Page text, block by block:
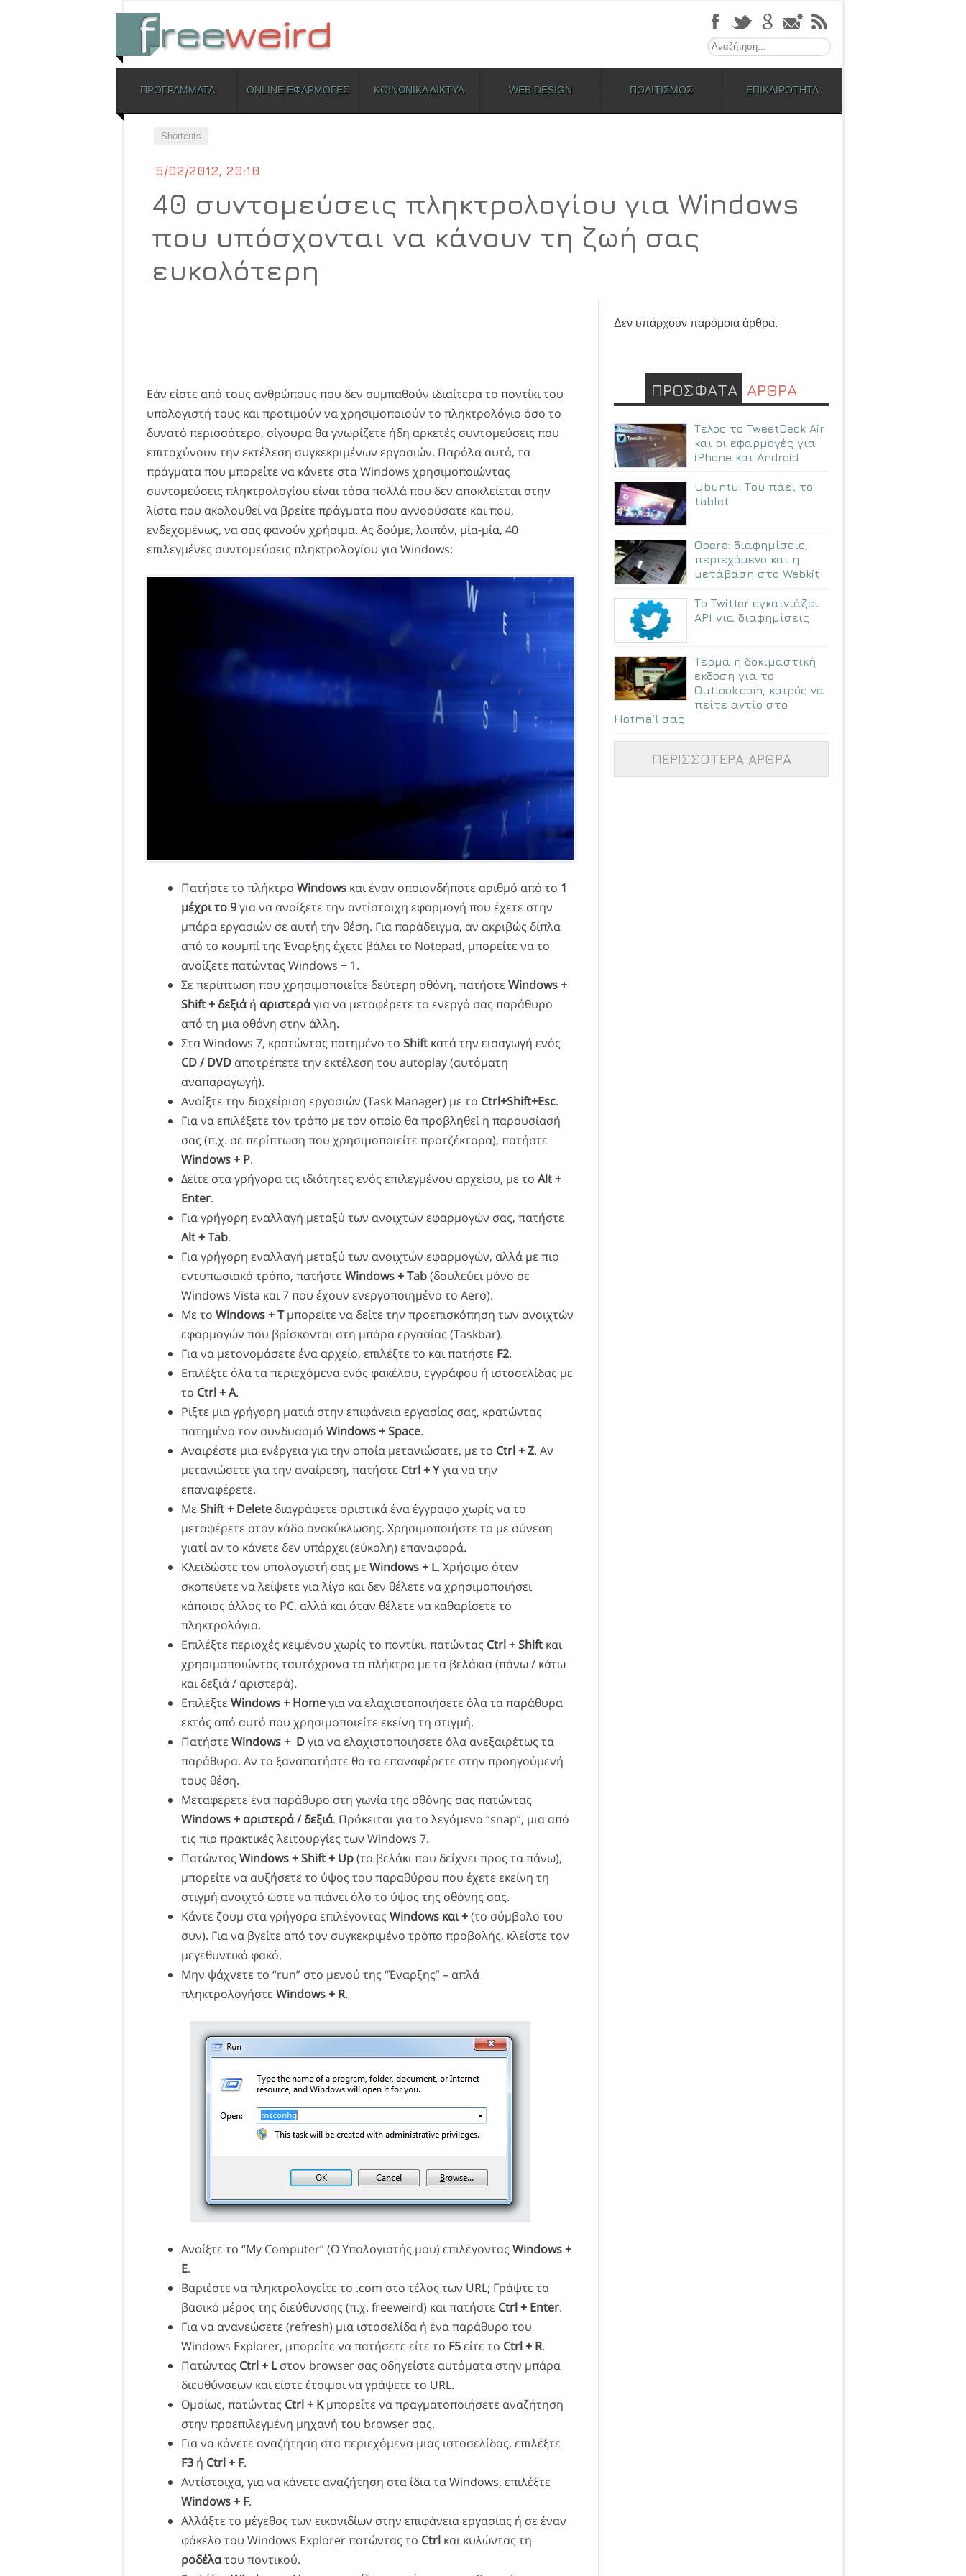
Search
Skip to content
ΠΡΟΓΡΑΜΜΑΤΑ ONLINE ΕΦΑΡΜΟΓΕΣ ΚΟΙΝΩΝΙΚΑ ΔΙΚΤΥΑ WEB DESIGN ΠΟΛΙΤΙΣΜΟΣ ΕΠΙΚΑΙΡΟΤΗΤΑ
Shortcuts
5/02/2012, 20:10
40 συντομεύσεις πληκτρολογίου για Windows
που υπόσχονται να κάνουν τη ζωή σας
ευκολότερη
Εάν είστε από τους ανθρώπους που δεν συμπαθούν ιδιαίτερα το ποντίκι του
υπολογιστή τους και προτιμούν να χρησιμοποιούν το πληκτρολόγιο όσο το
δυνατό περισσότερο, σίγουρα θα γνωρίζετε ήδη αρκετές συντομεύσεις που
επιταχύνουν την εκτέλεση συγκεκριμένων εργασιών. Παρόλα αυτά, τα
πράγματα που μπορείτε να κάνετε στα Windows χρησιμοποιώντας
συντομεύσεις πληκτρολογίου είναι τόσα πολλά που δεν αποκλείεται στην
λίστα που ακολουθεί να βρείτε πράγματα που αγνοούσατε και που,
ενδεχομένως, να σας φανούν χρήσιμα. Ας δούμε, λοιπόν, μία-μία, 40
επιλεγμένες συντομεύσεις πληκτρολογίου για Windows:
Πατήστε το πλήκτρο Windows και έναν οποιονδήποτε αριθμό από το 1
μέχρι το 9για να ανοίξετε την αντίστοιχη εφαρμογή που έχετε στην
μπάρα εργασιών σε αυτή την θέση. Για παράδειγμα, αν ακριβώς δίπλα
από το κουμπί της Έναρξης έχετε βάλει το Notepad, μπορείτε να το
ανοίξετε πατώντας Windows + 1.
Σε περίπτωση που χρησιμοποιείτε δεύτερη οθόνη, πατήστε Windows +
Shift + δεξιάή αριστεράγια να μεταφέρετε το ενεργό σας παράθυρο
από τη μια οθόνη στην άλλη.
Στα Windows 7, κρατώντας πατημένο το Shift κατά την εισαγωγή ενός
CD / DVD αποτρέπετε την εκτέλεση του autoplay (αυτόματη
αναπαραγωγή).
Ανοίξτε την διαχείριση εργασιών (Task Manager) με το Ctrl+Shift+Esc.
Για να επιλέξετε τον τρόπο με τον οποίο θα προβληθεί η παρουσίασή
σας (π.χ. σε περίπτωση που χρησιμοποιείτε προτζέκτορα), πατήστε
Windows + P.
Δείτε στα γρήγορα τις ιδιότητες ενός επιλεγμένου αρχείου, με το Alt +
Enter.
Για γρήγορη εναλλαγή μεταξύ των ανοιχτών εφαρμογών σας, πατήστε
Alt + Tab.
Για γρήγορη εναλλαγή μεταξύ των ανοιχτών εφαρμογών, αλλά με πιο
εντυπωσιακό τρόπο, πατήστε Windows + Tab(δουλεύει μόνο σε
Windows Vista και 7 που έχουν ενεργοποιημένο το Aero).
Με το Windows + Tμπορείτε να δείτε την προεπισκόπηση των ανοιχτών
εφαρμογών που βρίσκονται στη μπάρα εργασίας (Taskbar).
Για να μετονομάσετε ένα αρχείο, επιλέξτε το και πατήστε F2.
Επιλέξτε όλα τα περιεχόμενα ενός φακέλου, εγγράφου ή ιστοσελίδας με
το Ctrl + A.
Ρίξτε μια γρήγορη ματιά στην επιφάνεια εργασίας σας, κρατώντας
πατημένο τον συνδυασμό Windows + Space.
Αναιρέστε μια ενέργεια για την οποία μετανιώσατε, με το Ctrl + Z. Αν
μετανιώσετε για την αναίρεση, πατήστε Ctrl + Yγια να την
επαναφέρετε.
Με Shift + Delete διαγράφετε οριστικά ένα έγγραφο χωρίς να το
μεταφέρετε στον κάδο ανακύκλωσης. Χρησιμοποιήστε το με σύνεση
γιατί αν το κάνετε δεν υπάρχει (εύκολη) επαναφορά.
Κλειδώστε τον υπολογιστή σας με Windows + L. Χρήσιμο όταν
σκοπεύετε να λείψετε για λίγο και δεν θέλετε να χρησιμοποιήσει
κάποιος άλλος το PC, αλλά και όταν θέλετε να καθαρίσετε το
πληκτρολόγιο.
Επιλέξτε περιοχές κειμένου χωρίς το ποντίκι, πατώντας Ctrl + Shift και
χρησιμοποιώντας ταυτόχρονα τα πλήκτρα με τα βελάκια (πάνω / κάτω
και δεξιά / αριστερά).
Επιλέξτε Windows + Homeγια να ελαχιστοποιήσετε όλα τα παράθυρα
εκτός από αυτό που χρησιμοποιείτε εκείνη τη στιγμή.
Πατήστε Windows + Dγια να ελαχιστοποιήσετε όλα ανεξαιρέτως τα
παράθυρα. Αν το ξαναπατήστε θα τα επαναφέρετε στην προηγούμενή
τους θέση.
Μεταφέρετε ένα παράθυρο στη γωνία της οθόνης σας πατώντας
Windows + αριστερά / δεξιά. Πρόκειται για το λεγόμενο “snap”, μια από
τις πιο πρακτικές λειτουργίες των Windows 7.
Πατώντας Windows + Shift + Up(το βελάκι που δείχνει προς τα πάνω),
μπορείτε να αυξήσετε το ύψος του παραθύρου που έχετε εκείνη τη
στιγμή ανοιχτό ώστε να πιάνει όλο το ύψος της οθόνης σας.
Κάντε ζουμ στα γρήγορα επιλέγοντας Windows και +(το σύμβολο του
συν). Για να βγείτε από τον συγκεκριμένο τρόπο προβολής, κλείστε τον
μεγεθυντικό φακό.
Μην ψάχνετε το “run” στο μενού της “Έναρξης” – απλά
πληκτρολογήστε Windows + R.
Ανοίξτε το “My Computer” (Ο Υπολογιστής μου) επιλέγοντας Windows +
E.
Βαριέστε να πληκτρολογείτε το .com στο τέλος των URL; Γράψτε το
βασικό μέρος της διεύθυνσης (π.χ. freeweird) και πατήστε Ctrl + Enter.
Για να ανανεώσετε (refresh) μια ιστοσελίδα ή ένα παράθυρο του
Windows Explorer, μπορείτε να πατήσετε είτε το F5είτε το Ctrl + R.
Πατώντας Ctrl + Lστον browser σας οδηγείστε αυτόματα στην μπάρα
διευθύνσεων και είστε έτοιμοι να γράψετε το URL.
Ομοίως, πατώντας Ctrl + Kμπορείτε να πραγματοποιήσετε αναζήτηση
στην προεπιλεγμένη μηχανή του browser σας.
Για να κάνετε αναζήτηση στα περιεχόμενα μιας ιστοσελίδας, επιλέξτε
F3 ή Ctrl + F.
Αντίστοιχα, για να κάνετε αναζήτηση στα ίδια τα Windows, επιλέξτε
Windows + F.
Αλλάξτε το μέγεθος των εικονιδίων στην επιφάνεια εργασίας ή σε έναν
φάκελο του Windows Explorer πατώντας το Ctrl και κυλώντας τη
ροδέλατου ποντικού.
Δεν υπάρχουν παρόμοια άρθρα.
ΠΡΟΣΦΑΤΑ ΑΡΘΡΑ
Τέλος το TweetDeck Air
και οι εφαρμογές για
iPhone και Android
Ubuntu: Tου πάει το
tablet
Opera: διαφημίσεις,
περιεχόμενο και η
μετάβαση στο Webkit
Το Twitter εγκαινιάζει
API για διαφημίσεις
Τέρμα η δοκιμαστική
εκδοση για το
Outlook.com, καιρός να
πείτε αντίο στο
Hotmail σας
ΠΕΡΙΣΣΟΤΕΡΑ ΑΡΘΡΑ